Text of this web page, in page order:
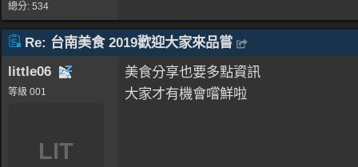
總分: 534
Re: 台南美食 2019歡迎大家來品嘗
little06
等級 001
LIT
美食分享也要多點資訊
大家才有機會嚐鮮啦